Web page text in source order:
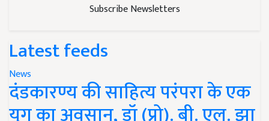
Subscribe Newsletters
Latest feeds
News
दंडकारण्य की साहित्य परंपरा के एक